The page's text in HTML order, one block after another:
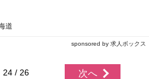
道
sponsored by 求人ボックス
24 / 26 次へ